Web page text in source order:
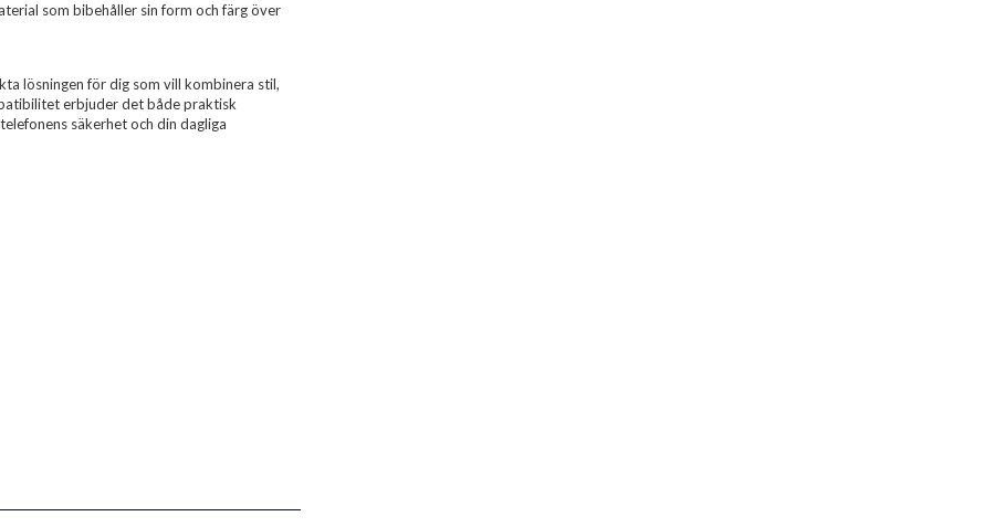
som bibehåller sin form och färg över
lösningen för dig som vill kombinera stil,
erbjuder det både praktisk
säkerhet och din dagliga